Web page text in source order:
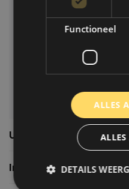
Klantenservice
Veelgestelde vragen
Usefull links
Informatie
Functioneel
ALLES
DETAILS